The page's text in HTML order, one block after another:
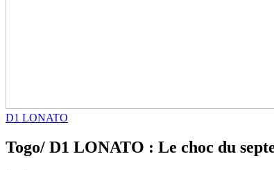
D1 LONATO
Togo/ D1 LONATO : Le choc du